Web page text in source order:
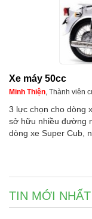
Xe máy 50cc
Minh Thiện, Thành viên
3 lực chọn cho dòng
sở hữu nhiều đường
dòng xe Super Cub,
TIN MỚI NHẤT